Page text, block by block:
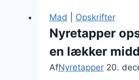
til
Mad Opskrifter
Nyretapper
en lækker
AfNyretapper 20.